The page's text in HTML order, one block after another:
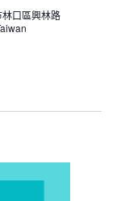
口區興林路